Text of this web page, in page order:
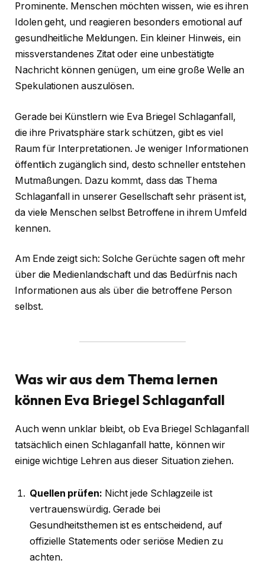
Prominente. Menschen möchten wissen, wie es ihren
Idolen geht, und reagieren besonders emotional auf
gesundheitliche Meldungen. Ein kleiner Hinweis, ein
missverstandenes Zitat oder eine unbestätigte
Nachricht können genügen, um eine große Welle an
Spekulationen auszulösen.
Gerade bei Künstlern wie Eva Briegel Schlaganfall,
die ihre Privatsphäre stark schützen, gibt es viel
Raum für Interpretationen. Je weniger Informationen
öffentlich zugänglich sind, desto schneller entstehen
Mutmaßungen. Dazu kommt, dass das Thema
Schlaganfall in unserer Gesellschaft sehr präsent ist,
da viele Menschen selbst Betroffene in ihrem Umfeld
kennen.
Am Ende zeigt sich: Solche Gerüchte sagen oft mehr
über die Medienlandschaft und das Bedürfnis nach
Informationen aus als über die betroffene Person
selbst.
Was wir aus dem Thema lernen
können Eva Briegel Schlaganfall
Auch wenn unklar bleibt, ob Eva Briegel Schlaganfall
tatsächlich einen Schlaganfall hatte, können wir
einige wichtige Lehren aus dieser Situation ziehen.
Quellen prüfen: Nicht jede Schlagzeile ist
vertrauenswürdig. Gerade bei
Gesundheitsthemen ist es entscheidend, auf
offizielle Statements oder seriöse Medien zu
achten.